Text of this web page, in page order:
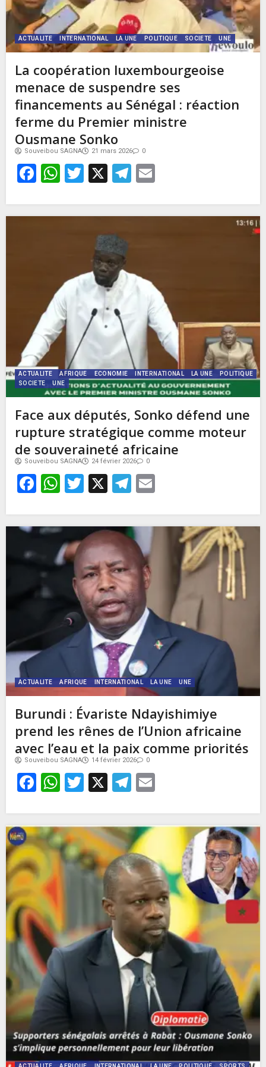
ACTUALITE INTERNATIONAL LA UNE POLITIQUE SOCIETE UNE
La coopération luxembourgeoise
menace de suspendre ses
financements au Sénégal : réaction
ferme du Premier ministre
Ousmane Sonko
Souveibou SAGNA 21 mars 2026 0
Facebook
WhatsApp
Twitter
X Telegram
ACTUALITE AFRIQUE ECONOMIE INTERNATIONAL LA UNE
POLITIQUE
SOCIETE
UNE
Face aux députés, Sonko défend une
rupture stratégique comme moteur
de souveraineté africaine
Souveibou SAGNA 24 février 2026 0
Facebook
WhatsApp
Twitter
X Telegram
ACTUALITE AFRIQUE INTERNATIONAL LA UNE UNE
Burundi : Évariste Ndayishimiye
prend les rênes de l’Union africaine
avec l’eau et la paix comme priorités
Souveibou SAGNA 14 février 2026 0
Facebook
WhatsApp
Twitter
X Telegram